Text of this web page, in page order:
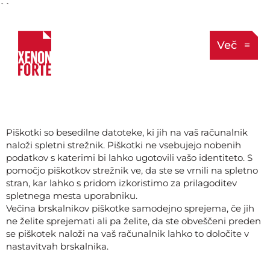
``
Več
Piškotki so besedilne datoteke, ki jih na vaš računalnik
naloži spletni strežnik. Piškotki ne vsebujejo nobenih
podatkov s katerimi bi lahko ugotovili vašo identiteto. S
pomočjo piškotkov strežnik ve, da ste se vrnili na spletno
stran, kar lahko s pridom izkoristimo za prilagoditev
spletnega mesta uporabniku.
Večina brskalnikov piškotke samodejno sprejema, če jih
ne želite sprejemati ali pa želite, da ste obveščeni preden
se piškotek naloži na vaš računalnik lahko to določite v
nastavitvah brskalnika.